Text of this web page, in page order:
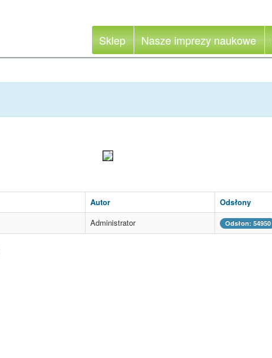
Sklep Nasze imprezy naukowe
Autor
Odsłony
Administrator Odsłon: 54950